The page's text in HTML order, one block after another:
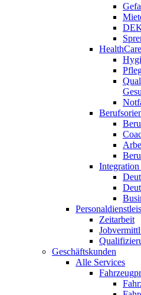
Zeitarbeit
Geschäftskunden
Alle Services